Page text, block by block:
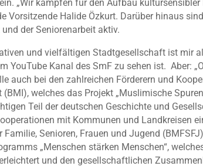
„Wir kämpfen für den Aufbau
Vorsitzende Halide Özkurt. Darüber hinaus
der Seniorenarbeit aktiv.
und vielfältigen Stadtgesellschaft ist mir
YouTube Kanal des SmF zu sehen ist. Aber:
auch bei den zahlreichen Förderern und
(BMI), welches das Projekt „Muslimische
Teil der deutschen Geschichte und
mit Kommunen und Landkreisen
Senioren, Frauen und Jugend
„Menschen stärken Menschen“,
und den gesellschaftlichen